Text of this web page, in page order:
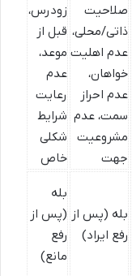
صلاحیت
ذاتی/محلی،
عدم اهلیت
خواهان،
عدم احراز
سمت، عدم
مشروعیت
جهت
زودرس،
قبل از
موعد،
عدم
رعایت
شرایط
شکلی
خاص
بله (پس از
رفع ایراد)
بله
(پس از
رفع
مانع)